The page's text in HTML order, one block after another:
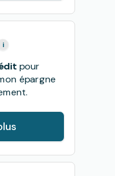
pour
épargne
i